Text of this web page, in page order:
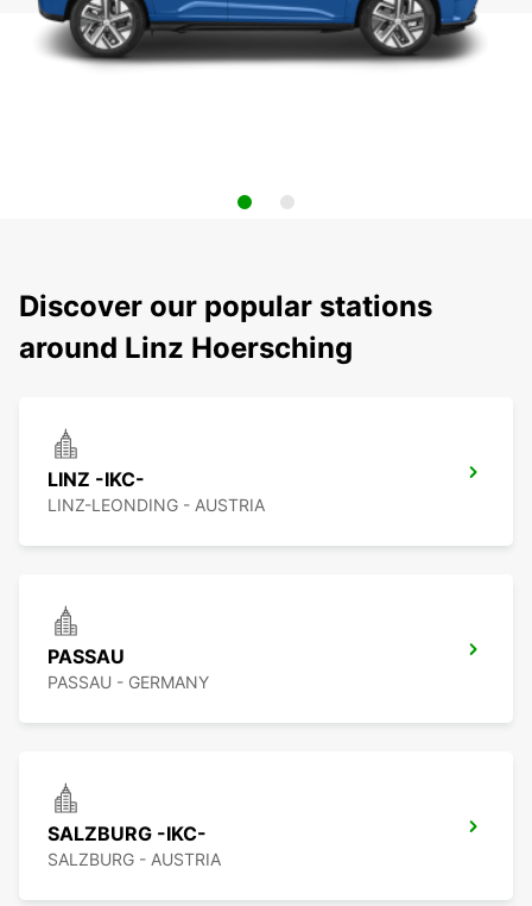
Discover our popular stations
around Linz Hoersching
LINZ -IKC-
LINZ-LEONDING - AUSTRIA
PASSAU
PASSAU - GERMANY
SALZBURG -IKC-
SALZBURG - AUSTRIA